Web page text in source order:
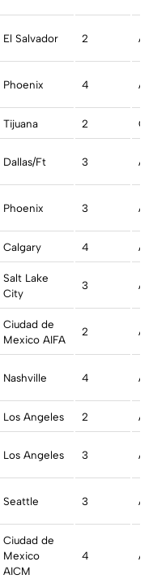
El Salvador 2 A
Phoenix 4 A
Tijuana 2
Dallas/Ft 3 A
Phoenix 3 A
Calgary 4 A
Salt Lake
City
3 A
Ciudad de
Mexico AIFA
2 A
Nashville 4 A
Los Angeles 2 A
Los Angeles 3 A
Seattle 3
Ciudad de
Mexico
AICM
4 A